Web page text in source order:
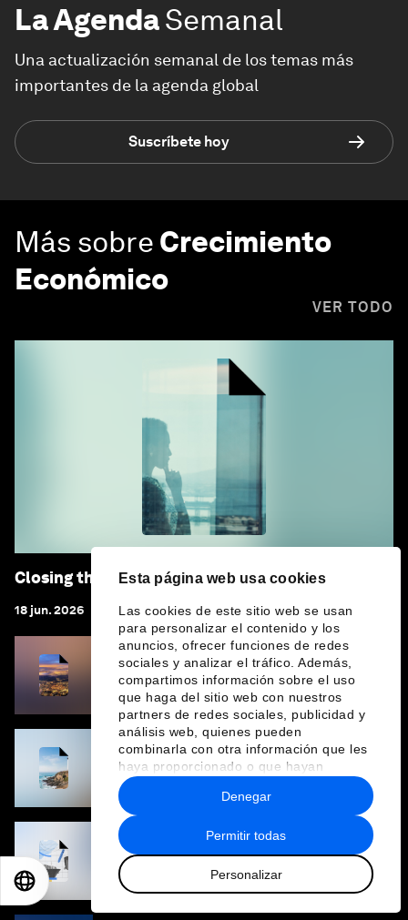
Esta página web usa cookies
Las cookies de este sitio web se usan
para personalizar el contenido y los
anuncios, ofrecer funciones de redes
sociales y analizar el tráfico. Además,
compartimos información sobre el uso
que haga del sitio web con nuestros
partners de redes sociales, publicidad y
análisis web, quienes pueden
combinarla con otra información que les
haya proporcionado o que hayan
recopilado a partir del uso que haya
hecho de sus servicios.
Permitir todas
Personalizar
Denegar
La AgendaSemanal
Una actualización semanal de los temas más
importantes de la agenda global
Suscríbete hoy
Más sobre Crecimiento
Económico
VER TODO
Closing the Gender Gap in Senior Leadership
18 jun. 2026
Four Futures for Powering Growth in the
New Economy: Energy and Competitiveness
in 2035
Future of Inclusion Lighthouses 2026
Chief Economists' Outlook: May 2026